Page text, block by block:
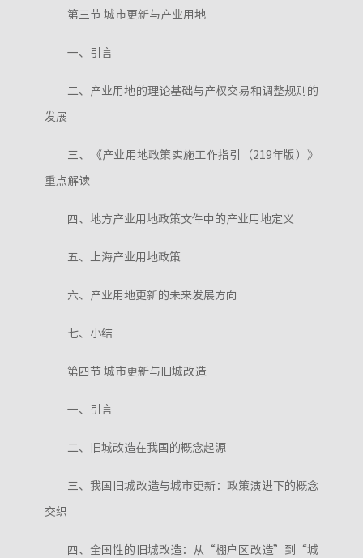
第三节 城市更新与产业用地
一、引言
二、产业用地的理论基础与产权交易和调整规则的
发展
三、《产业用地政策实施工作指引（219年版）》
重点解读
四、地方产业用地政策文件中的产业用地定义
五、上海产业用地政策
六、产业用地更新的未来发展方向
七、小结
第四节 城市更新与旧城改造
一、引言
二、旧城改造在我国的概念起源
三、我国旧城改造与城市更新：政策演进下的概念
交织
四、全国性的旧城改造：从“棚户区改造”到“城